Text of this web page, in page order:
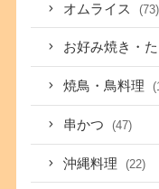
オムライス (73)
お好み焼き・
焼鳥・鳥料理
串かつ (47)
沖縄料理 (22)